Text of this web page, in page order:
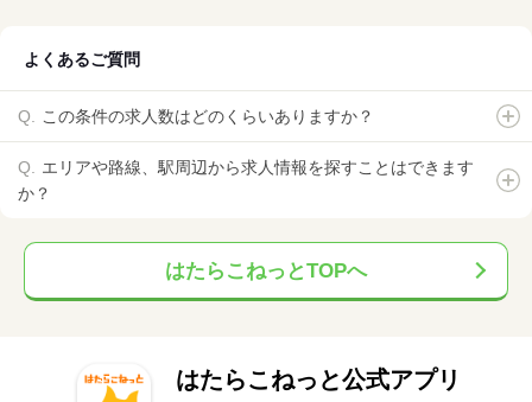
よくあるご質問
この条件の求人数はどのくらいありますか？
エリアや路線、駅周辺から求人情報を探すことはできます
か？
はたらこねっとTOPへ
はたらこねっと公式アプリ